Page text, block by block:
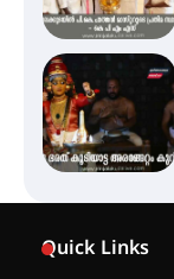
Quick Links